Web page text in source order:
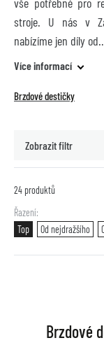
vše potřebné pro
stroje. U nás v
nabízíme jen díly od
Více informací
Brzdové destičky
Zobrazit filtr
24 produktů
Řazení
Top
Od nejdražšího
Brzdové